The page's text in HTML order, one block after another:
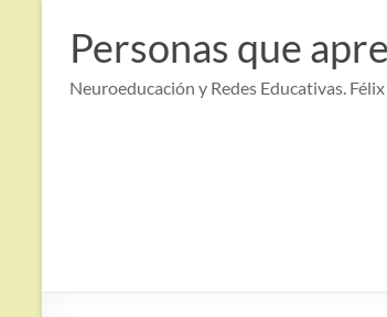
contenido
Personas que
Neuroeducación y Redes Educativas.